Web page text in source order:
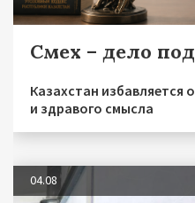
Смех – дело
Казахстан избавляется
и здравого смысла
04.08